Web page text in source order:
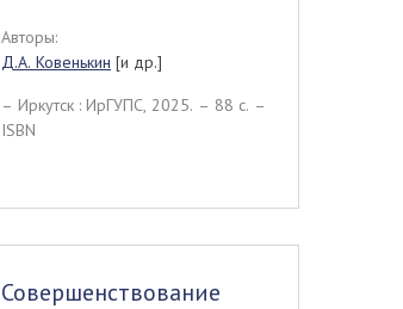
Авторы:
Д.А. Ковенькин [и др.]
– Иркутск : ИрГУПС, 2025. – 88 c. –
ISBN
Совершенствование